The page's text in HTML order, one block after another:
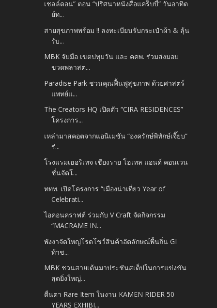
เชลล์ดอน” ตอน “ปริศนาหนังสือแคร็บบี้” วันอาทิต
ย์ท...
สายสุขภาพพร้อม !! ลงทะเบียนรับกระเป๋าผ้า & ลุ้น
รับ...
MBK จับมือ เขตปทุมวัน และ คคพ. ร่วมส่งมอบ
ขวดพลาสต...
Paradise Park ชวนคุณฟื้นฟูสุขภาพ ด้วยศาสตร์
แพทย์แ...
The Creators HQ เปิดตัว “CIRA RESIDENCES”
โครงการ...
เหล่ามาสคอตจากแอนิเมชัน “องครักษ์พิทักษ์เจี๊ยบ”
ร่...
โรงแรมเฮอริเทจ เชียงราย โฮเทล แอนด์ คอนเวน
ชั่นจัดโ...
ททท. เปิดโครงการ “เมืองน่าเที่ยว Year of
Celebrati...
ไอคอนคราฟต์ ร่วมกับ V Craft จัดกิจกรรม
“MACRAME IN...
พังงาจัดใหญ่โรดโชว์สินค้าอัตลักษณ์พื้นถิ่น GI
ท้าช...
MBK ชวนสายเต้นมาประชันสเต็ปในการแข่งขัน
สุดยิ่งใหญ่...
ตื่นตา Rare Item ในงาน KAMEN RIDER 50
YEARS EXHIBI...